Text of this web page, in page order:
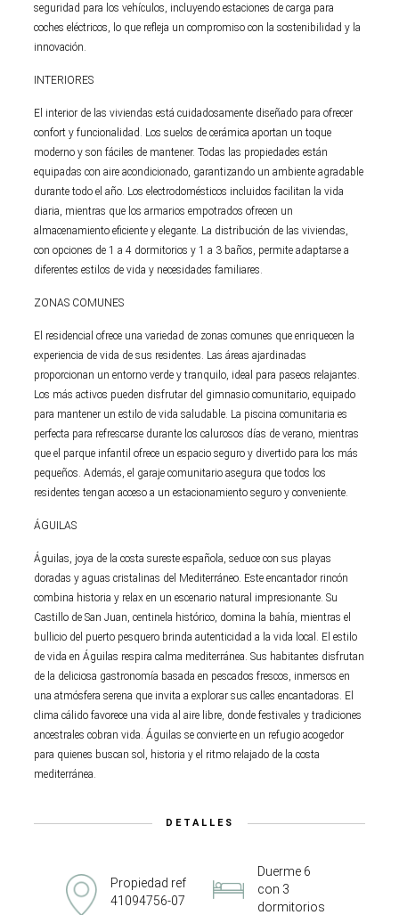
seguridad para los vehículos, incluyendo estaciones de carga para
coches eléctricos, lo que refleja un compromiso con la sostenibilidad y la
innovación.
INTERIORES
El interior de las viviendas está cuidadosamente diseñado para ofrecer
confort y funcionalidad. Los suelos de cerámica aportan un toque
moderno y son fáciles de mantener. Todas las propiedades están
equipadas con aire acondicionado, garantizando un ambiente agradable
durante todo el año. Los electrodomésticos incluidos facilitan la vida
diaria, mientras que los armarios empotrados ofrecen un
almacenamiento eficiente y elegante. La distribución de las viviendas,
con opciones de 1 a 4 dormitorios y 1 a 3 baños, permite adaptarse a
diferentes estilos de vida y necesidades familiares.
ZONAS COMUNES
El residencial ofrece una variedad de zonas comunes que enriquecen la
experiencia de vida de sus residentes. Las áreas ajardinadas
proporcionan un entorno verde y tranquilo, ideal para paseos relajantes.
Los más activos pueden disfrutar del gimnasio comunitario, equipado
para mantener un estilo de vida saludable. La piscina comunitaria es
perfecta para refrescarse durante los calurosos días de verano, mientras
que el parque infantil ofrece un espacio seguro y divertido para los más
pequeños. Además, el garaje comunitario asegura que todos los
residentes tengan acceso a un estacionamiento seguro y conveniente.
ÁGUILAS
Águilas, joya de la costa sureste española, seduce con sus playas
doradas y aguas cristalinas del Mediterráneo. Este encantador rincón
combina historia y relax en un escenario natural impresionante. Su
Castillo de San Juan, centinela histórico, domina la bahía, mientras el
bullicio del puerto pesquero brinda autenticidad a la vida local. El estilo
de vida en Águilas respira calma mediterránea. Sus habitantes disfrutan
de la deliciosa gastronomía basada en pescados frescos, inmersos en
una atmósfera serena que invita a explorar sus calles encantadoras. El
clima cálido favorece una vida al aire libre, donde festivales y tradiciones
ancestrales cobran vida. Águilas se convierte en un refugio acogedor
para quienes buscan sol, historia y el ritmo relajado de la costa
mediterránea.
DETALLES
Propiedad ref
41094756-07
Duerme 6
con 3
dormitorios